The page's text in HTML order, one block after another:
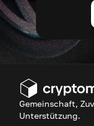
Gemeinschaft,
Unterstützung.